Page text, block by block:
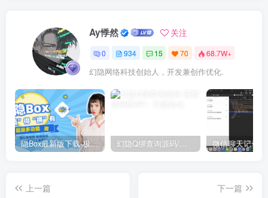
Ay悸然 关注
0 934 15 70 68.7W+
幻隐网络科技创始人，开发兼创作优化.
隐Box最新版下载-极致模式
上一篇
下一篇